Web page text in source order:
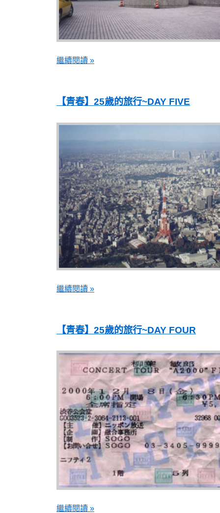
繼續閱讀 »
【青春】25歲的旅行~DAY FIVE
繼續閱讀 »
【青春】25歲的旅行~DAY FOUR
繼續閱讀 »